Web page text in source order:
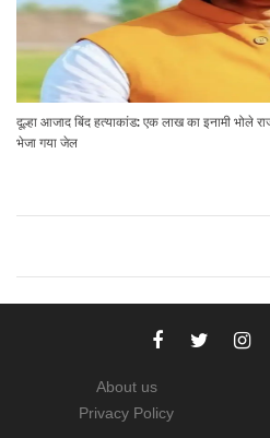
दूल्हा आजाद बिंद हत्याकांड: एक लाख का इनामी भोले
भेजा गया जेल
About us
Privacy Policy